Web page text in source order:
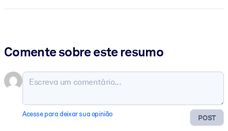
Comente sobre este resumo
POST
Acesse para deixar sua opinião